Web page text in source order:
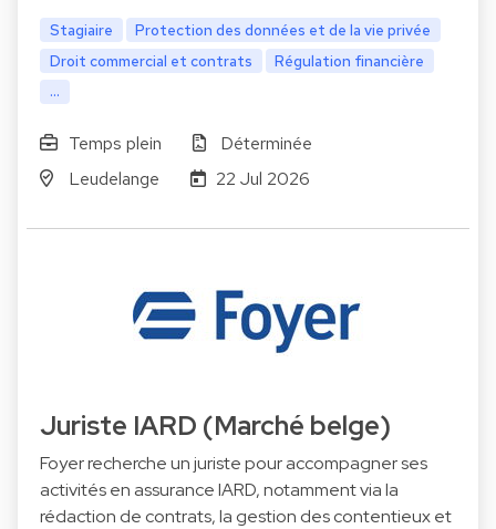
Stagiaire
Protection des données et de la vie privée
Droit commercial et contrats
Régulation financière
...
Temps plein
Déterminée
Leudelange
22 Jul 2026
Juriste IARD (Marché belge)
Foyer recherche un juriste pour accompagner ses
activités en assurance IARD, notamment via la
rédaction de contrats, la gestion des contentieux et